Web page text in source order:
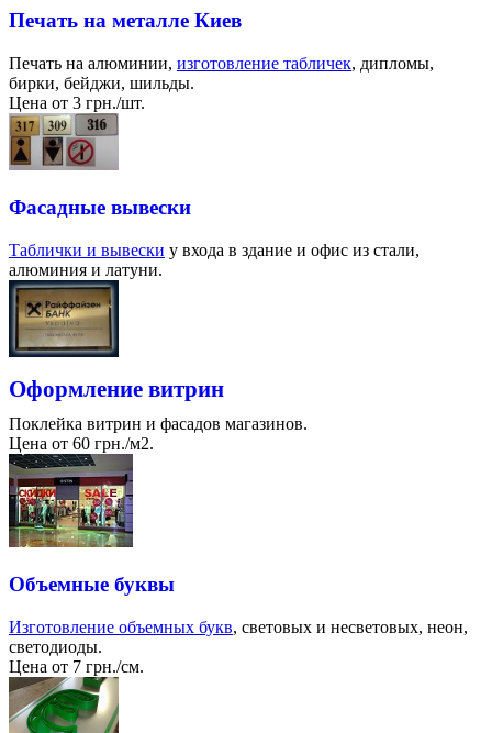
Печать на металле Киев
Печать на алюминии, изготовление табличек, дипломы,
бирки, бейджи, шильды.
Цена от 3 грн./шт.
Фасадные вывески
Таблички и вывески у входа в здание и офис из стали,
алюминия и латуни.
Оформление витрин
Поклейка витрин и фасадов магазинов.
Цена от 60 грн./м2.
Объемные буквы
Изготовление объемных букв, световых и несветовых, неон,
светодиоды.
Цена от 7 грн./см.